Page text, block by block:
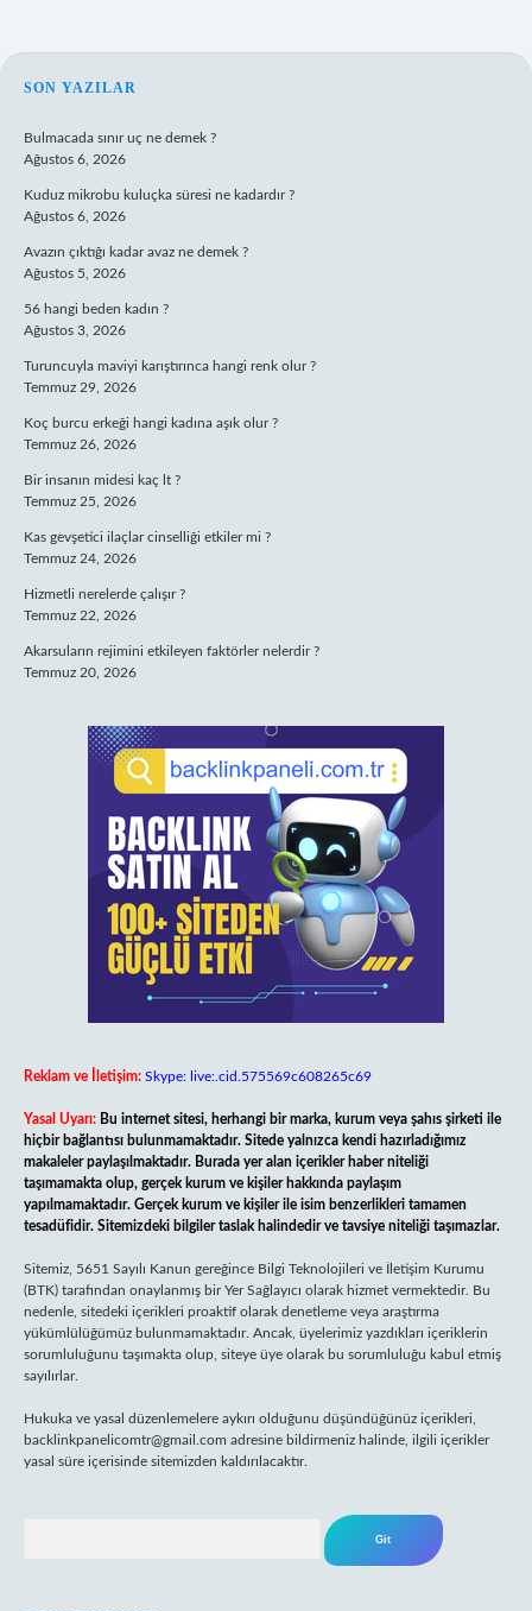
SIDEBAR
SON YAZILAR
Bulmacada sınır uç ne demek ?
Ağustos 6, 2026
Kuduz mikrobu kuluçka süresi ne kadardır ?
Ağustos 6, 2026
Avazın çıktığı kadar avaz ne demek ?
Ağustos 5, 2026
56 hangi beden kadın ?
Ağustos 3, 2026
Turuncuyla maviyi karıştırınca hangi renk olur ?
Temmuz 29, 2026
Koç burcu erkeği hangi kadına aşık olur ?
Temmuz 26, 2026
Bir insanın midesi kaç lt ?
Temmuz 25, 2026
Kas gevşetici ilaçlar cinselliği etkiler mi ?
Temmuz 24, 2026
Hizmetli nerelerde çalışır ?
Temmuz 22, 2026
Akarsuların rejimini etkileyen faktörler nelerdir ?
Temmuz 20, 2026
Reklam ve İletişim: Skype: live:.cid.575569c608265c69
Yasal Uyarı: Bu internet sitesi, herhangi bir marka, kurum veya şahıs şirketi ile
hiçbir bağlantısı bulunmamaktadır. Sitede yalnızca kendi hazırladığımız
makaleler paylaşılmaktadır. Burada yer alan içerikler haber niteliği
taşımamakta olup, gerçek kurum ve kişiler hakkında paylaşım
yapılmamaktadır. Gerçek kurum ve kişiler ile isim benzerlikleri tamamen
tesadüfidir. Sitemizdeki bilgiler taslak halindedir ve tavsiye niteliği taşımazlar.
Sitemiz, 5651 Sayılı Kanun gereğince Bilgi Teknolojileri ve İletişim Kurumu
(BTK) tarafından onaylanmış bir Yer Sağlayıcı olarak hizmet vermektedir. Bu
nedenle, sitedeki içerikleri proaktif olarak denetleme veya araştırma
yükümlülüğümüz bulunmamaktadır. Ancak, üyelerimiz yazdıkları içeriklerin
sorumluluğunu taşımakta olup, siteye üye olarak bu sorumluluğu kabul etmiş
sayılırlar.
Hukuka ve yasal düzenlemelere aykırı olduğunu düşündüğünüz içerikleri,
backlinkpanelicomtr@gmail.com adresine bildirmeniz halinde, ilgili içerikler
yasal süre içerisinde sitemizden kaldırılacaktır.